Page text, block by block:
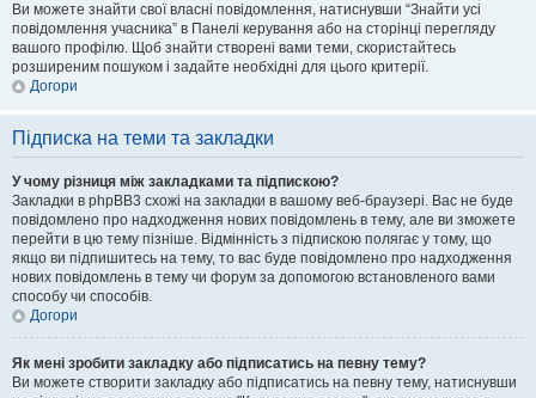
Ви можете знайти свої власні повідомлення, натиснувши “Знайти усі
повідомлення учасника” в Панелі керування або на сторінці перегляду
вашого профілю. Щоб знайти створені вами теми, скористайтесь
розширеним пошуком і задайте необхідні для цього критерії.
Догори
Підписка на теми та закладки
У чому різниця між закладками та підпискою?
Закладки в phpBB3 схожі на закладки в вашому веб-браузері. Вас не буде
повідомлено про надходження нових повідомлень в тему, але ви зможете
перейти в цю тему пізніше. Відмінність з підпискою полягає у тому, що
якщо ви підпишитесь на тему, то вас буде повідомлено про надходження
нових повідомлень в тему чи форум за допомогою встановленого вами
способу чи способів.
Догори
Як мені зробити закладку або підписатись на певну тему?
Ви можете створити закладку або підписатись на певну тему, натиснувши